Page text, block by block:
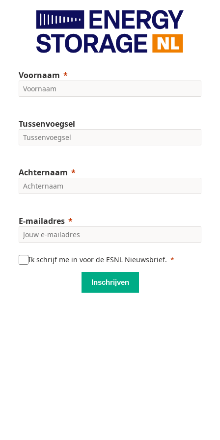
Voornaam
Tussenvoegsel
Achternaam
E-mailadres
Ik schrijf me in voor de ESNL Nieuwsbrief.
Inschrijven